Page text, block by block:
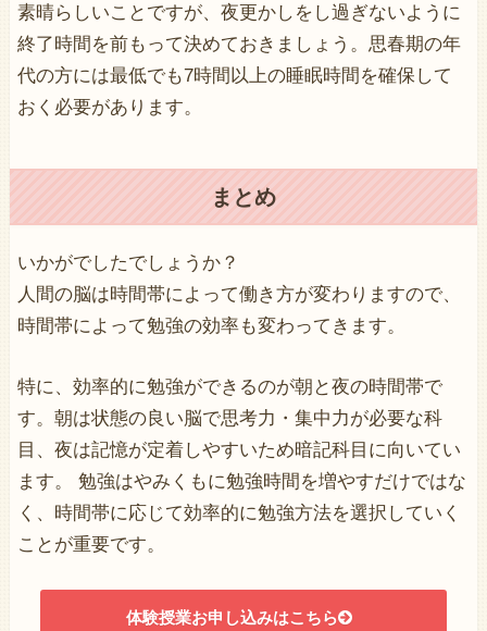
素晴らしいことですが、夜更かしをし過ぎないように
終了時間を前もって決めておきましょう。思春期の年
代の方には最低でも7時間以上の睡眠時間を確保して
おく必要があります。
まとめ
いかがでしたでしょうか？
人間の脳は時間帯によって働き方が変わりますので、
時間帯によって勉強の効率も変わってきます。
特に、効率的に勉強ができるのが朝と夜の時間帯で
す。朝は状態の良い脳で思考力・集中力が必要な科
目、夜は記憶が定着しやすいため暗記科目に向いてい
ます。 勉強はやみくもに勉強時間を増やすだけではな
く、時間帯に応じて効率的に勉強方法を選択していく
ことが重要です。
体験授業お申し込みはこちら